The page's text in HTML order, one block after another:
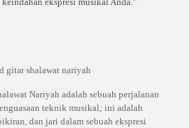
Nariyah adalah sebuah perjalanan
teknik musikal; ini adalah
dan jari dalam sebuah ekspresi